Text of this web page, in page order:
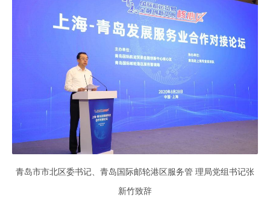
青岛市市北区委书记、青岛国际邮轮港区服务管 理局党组书记张
新竹致辞